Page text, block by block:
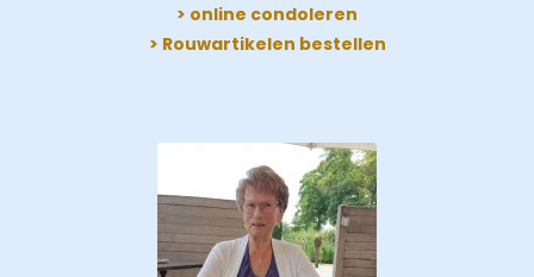
> online condoleren
> Rouwartikelen bestellen